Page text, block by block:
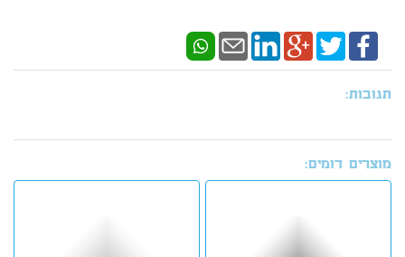
תגובות:
מוצרים דומים: